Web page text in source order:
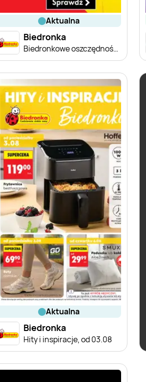
aktualna
Biedronka
Biedronkowe oszczędności od czwartku
aktualna
Biedronka
Hity i inspiracje, od 03.08